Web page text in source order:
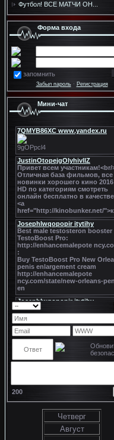
Футбол! ВСЕ МАТЧИ ОН...
Форма входа
запомнить
Забыл пароль· Регистрация
Мини-чат
200
Четверг
Август